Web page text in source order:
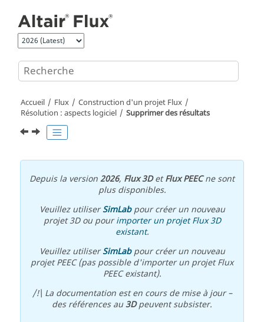
Accueil Flux
Construction d'un projet Flux
Résolution : aspects logiciel
Supprimer des résultats
Depuis la version2026, Flux 3DetFlux PEECne sont
plus disponibles.
Veuillez utiliserSimLabpour créer un nouveau
projet 3D ou pourimporter un projet Flux 3D
existant.
Veuillez utiliserSimLabpour créer un nouveau
projet PEEC (pas possible d'importer un projet Flux
PEEC existant).
/!\ La documentation est en cours de mise à jour –
des références au3Dpeuvent subsister.